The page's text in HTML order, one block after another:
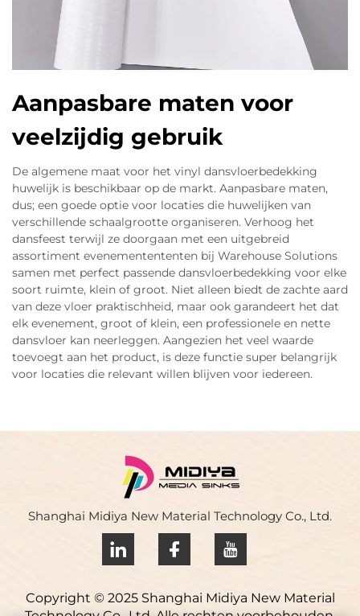
Aanpasbare maten voor
veelzijdig gebruik
De algemene maat voor het vinyl dansvloerbedekking
huwelijk is beschikbaar op de markt. Aanpasbare maten,
dus; een goede optie voor locaties die huwelijken van
verschillende schaalgrootte organiseren. Verhoog het
dansfeest terwijl ze doorgaan met een uitgebreid
assortiment evenementententen bij Warehouse Solutions
samen met perfect passende dansvloerbedekking voor elke
soort ruimte, klein of groot. Niet alleen biedt de zachte aard
van deze vloer praktischheid, maar ook garandeert het dat
elk evenement, groot of klein, een professionele en nette
dansvloer kan neerleggen. Aangezien het veel waarde
toevoegt aan het product, is deze functie super belangrijk
voor locaties die relevant willen blijven voor iedereen.
Shanghai Midiya New Material Technology Co., Ltd.
Copyright © 2025 Shanghai Midiya New Material